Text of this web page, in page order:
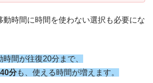
動時間に時間を使わない選択も必要にな
間が往復20分まで、
分も、使える時間が増えます。